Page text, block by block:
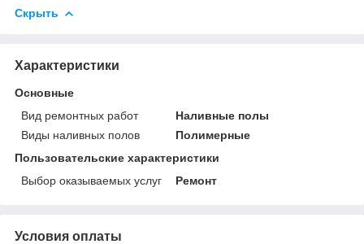
Скрыть
Характеристики
Основные
Вид ремонтных работ
Наливные полы
Виды наливных полов
Полимерные
Пользовательские характеристики
Выбор оказываемых услуг
Ремонт
Условия оплаты